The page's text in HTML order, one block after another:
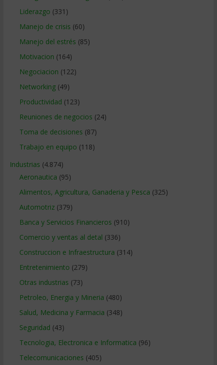
Liderazgo (331)
Manejo de crisis (60)
Manejo del estrés (85)
Motivacion (164)
Negociacion (122)
Networking(49)
Productividad (123)
Reuniones de negocios (24)
Toma de decisiones (87)
Trabajo en equipo (118)
Industrias (4.874)
Aeronautica (95)
Alimentos, Agricultura, Ganaderia y Pesca (325)
Automotriz(379)
Banca y Servicios Financieros (910)
Comercio y ventas al detal (336)
Construccion e Infraestructura (314)
Entretenimiento (279)
Otras industrias (73)
Petroleo, Energia y Mineria (480)
Salud, Medicina y Farmacia (348)
Seguridad (43)
Tecnologia, Electronica e Informatica (96)
Telecomunicaciones (405)